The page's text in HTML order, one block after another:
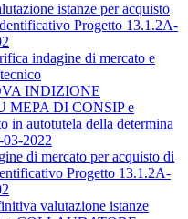
istanze per acquisto
Progetto 13.1.2A-
indagine di mercato e
INDIZIONE
MEPA DI CONSIP e
in autotutela della determina
2022
di mercato per acquisto di
Progetto 13.1.2A-
valutazione istanze